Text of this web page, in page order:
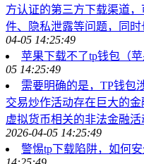
方认证的第三方下载渠道
件、隐私泄露等问题，同
04-05 14:25:49
苹果下载不了tp钱包（
05 14:25:49
需要明确的是，TP钱包
交易炒作活动存在巨大的
虚拟货币相关的非法金融
2026-04-05 14:25:49
警惕tp下载陷阱，如何